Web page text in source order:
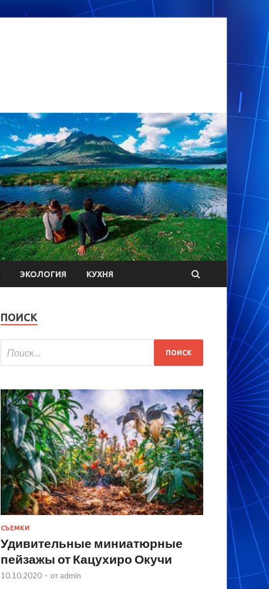
ЭКОЛОГИЯ КУХНЯ
ПОИСК
СЪЕМКИ
Удивительные миниатюрные
пейзажы от Кацухиро Окучи
10.10.2020 - от admin